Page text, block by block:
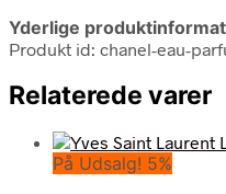
Yderlige
Produkt id: chanel-eau-
Relaterede varer
På Udsalg! 5%